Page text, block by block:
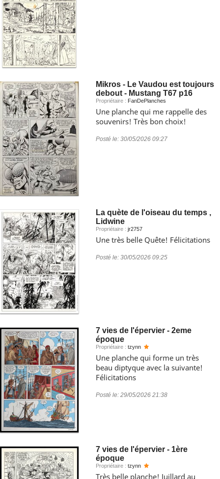
Mikros - Le Vaudou est toujours
debout - Mustang T67 p16
Propriétaire : FanDePlanches
Une planche qui me rappelle des
souvenirs! Très bon choix!
Posté le: 30/05/2026 09:27
La quète de l'oiseau du temps ,
Lidwine
Propriétaire : jr2757
Une très belle Quête! Félicitations
Posté le: 30/05/2026 09:25
7 vies de l'épervier - 2eme
époque
Propriétaire : tzynn
Une planche qui forme un très
beau diptyque avec la suivante!
Félicitations
Posté le: 29/05/2026 21:38
7 vies de l'épervier - 1ère
époque
Propriétaire : tzynn
Très belle planche! Juillard au